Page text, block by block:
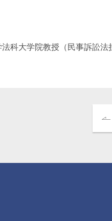
科大学院教授（民事訴訟